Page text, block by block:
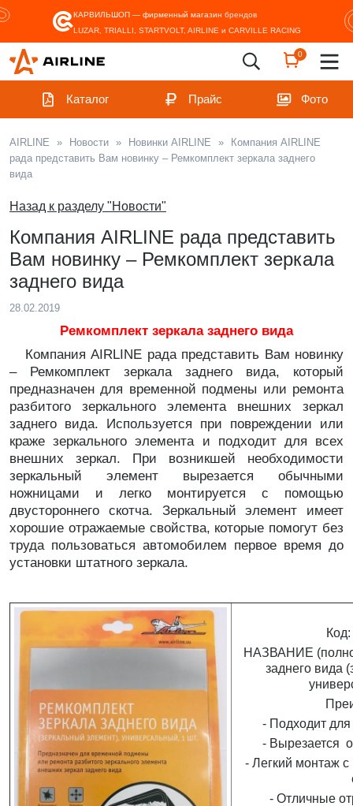
КАРВИЛЬШОП — фирменный магазин брендов
LUZAR, TRIALLI, STARTVOLT, AIRLINE и CARVILLE RACING
0
Каталог Прайс Фото
AIRLINE » Новости » Новинки AIRLINE »
Компания AIRLINE
рада представить Вам новинку – Ремкомплект зеркала заднего
вида
Назад к разделу "Новости"
Компания AIRLINE рада представить
Вам новинку – Ремкомплект зеркала
заднего вида
28.02.2019
Ремкомплект зеркала заднего вида
Компания AIRLINE рада представить Вам новинку
– Ремкомплект зеркала заднего вида, который
предназначен для временной подмены или ремонта
разбитого зеркального элемента внешних зеркал
заднего вида. Используется при повреждении или
краже зеркального элемента и подходит для всех
внешних зеркал. При возникшей необходимости
зеркальный элемент вырезается обычными
ножницами и легко монтируется с помощью
двустороннего скотча. Зеркальный элемент имеет
хорошие отражаемые свойства, которые помогут без
труда пользоваться автомобилем первое время до
установки штатного зеркала.
НАЗВАНИЕ
заднего вида
- Подходит
- Вырезается
- Легкий монтаж
- Отличные